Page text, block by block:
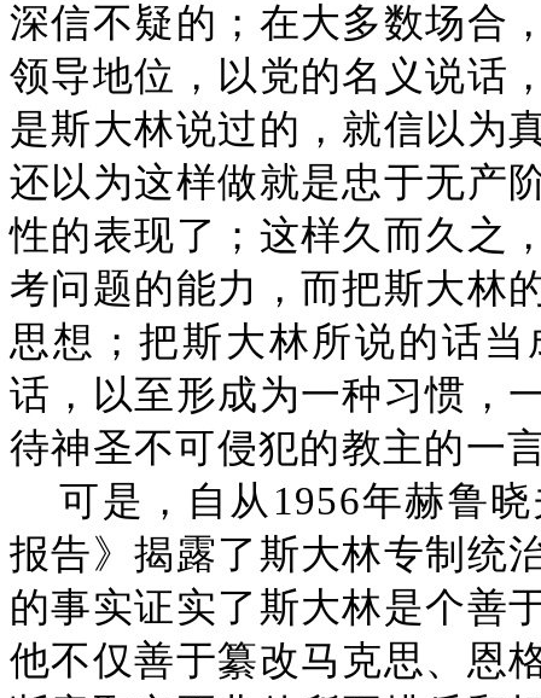
深信不疑的；在大多数场合
领导地位，以党的名义说话
是斯大林说过的，就信以为
还以为这样做就是忠于无产
性的表现了；这样久而久之
考问题的能力，而把斯大林
思想；把斯大林所说的话
话，以至形成为一种习惯，
待神圣不可侵犯的教主的一
可是，自从1956年赫鲁
报告》揭露了斯大林专制统
的事实证实了斯大林是个善
他不仅善于纂改马克思、恩